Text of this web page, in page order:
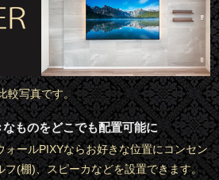
較写真です。
ものをどこでも配置可能に
ォールPIXYならお好きな位置にコンセン
フ(棚)、スピーカなどを設置できます。